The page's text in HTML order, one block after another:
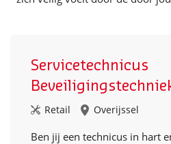
Servicetechnicus
Retail Overijssel
Ben jij een technicus in hart